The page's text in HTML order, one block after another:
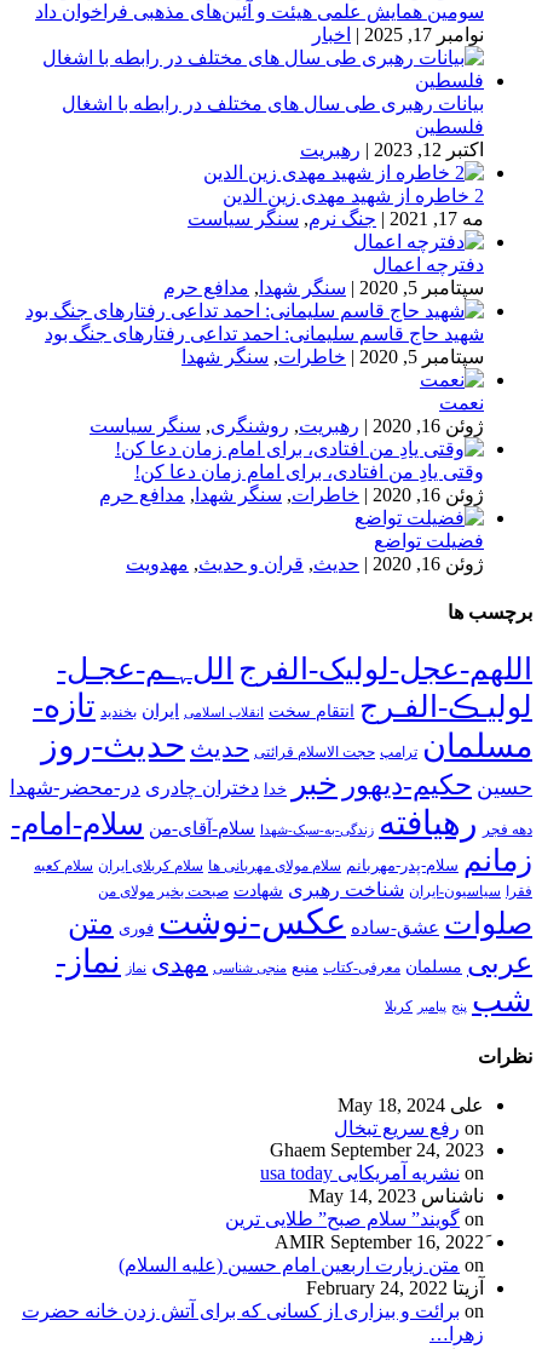
سومین همایش علمی هیئت و آئین‌های مذهبی فراخوان داد
نوامبر 17, 2025
| اخبار
بیانات رهبری طی سال های مختلف در رابطه با اشغال
فلسطین
اکتبر 12, 2023
| رهبریت
2 خاطره از شهید مهدی زین الدین
مه 17, 2021
| جنگ نرم, سنگر سیاست
دفترچه اعمال
سپتامبر 5, 2020
| سنگر شهدا , مدافع حرم
شهید حاج قاسم سلیمانی: احمد تداعی رفتارهای جنگ بود
سپتامبر 5, 2020
| خاطرات, سنگر شهدا
نعمت
ژوئن 16, 2020
| رهبریت, روشنگری, سنگر سیاست
وقتی یادِ من افتادی، برای امام زمان دعا کن!
ژوئن 16, 2020
| خاطرات, سنگر شهدا , مدافع حرم
فضیلت تواضع
ژوئن 16, 2020
| حدیث, قران و حدیث, مهدویت
برچسب ها
اللهم-عجل-لولیک-الفرج اللﮩـم-عجـل-
لولیـڪ-الفـرج انتقام سخت انقلاب اسلامی ایران بخندید تازه-
مسلمان ترامپ حجت الاسلام قرائتی حدیث حدیث-روز
حسین حکیم-دیهور خبر خدا دختران چادری در-محضر-شهدا
دهه فجر رهیافته زندگی-به-سبک-شهدا سلام-آقای-من سلام-امام-
زمانم سلام-پدر-مهربانم سلام مولای مهربانی ها سلام کربلای ایران سلام کعبه
فقرا سیاسیون-ایران شناخت رهبری شهادت صبحت بخیر مولای من
صلوات عشق-ساده عکس-نوشت فوری متن
عربی مسلمان معرفی-کتاب منبع منجی شناسی مهدی نماز
نماز-
شب پنج پیامبر کربلا
نظرات
علی May 18, 2024
on رفع سریع تبخال
Ghaem September 24, 2023
on نشریه آمریکایی usa today
ناشناس May 14, 2023
on گویند” سلام صبح” طلایی ترین
September 16, 2022
on متن زیارت اربعین امام حسین (علیه السلام)
آزیتا February 24, 2022
on برائت و بیزاری از کسانی که برای آتش زدن خانه حضرت
زهرا…